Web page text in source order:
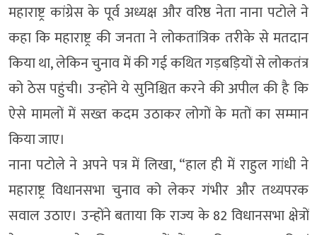
महाराष्ट्र कांग्रेस के पूर्व अध्यक्ष और वरिष्ठ नेता नाना पटोले ने
कहा कि महाराष्ट्र की जनता ने लोकतांत्रिक तरीके से मतदान
किया था, लेकिन चुनाव में की गई कथित गड़बड़ियों से लोकतंत्र
को ठेस पहुंची। उन्होंने ये सुनिश्चित करने की अपील की है कि
ऐसे मामलों में सख्त कदम उठाकर लोगों के मतों का सम्मान
किया जाए।
नाना पटोले ने अपने पत्र में लिखा, “हाल ही में राहुल गांधी ने
महाराष्ट्र विधानसभा चुनाव को लेकर गंभीर और तथ्यपरक
सवाल उठाए। उन्होंने बताया कि राज्य के 82 विधानसभा क्षेत्रों